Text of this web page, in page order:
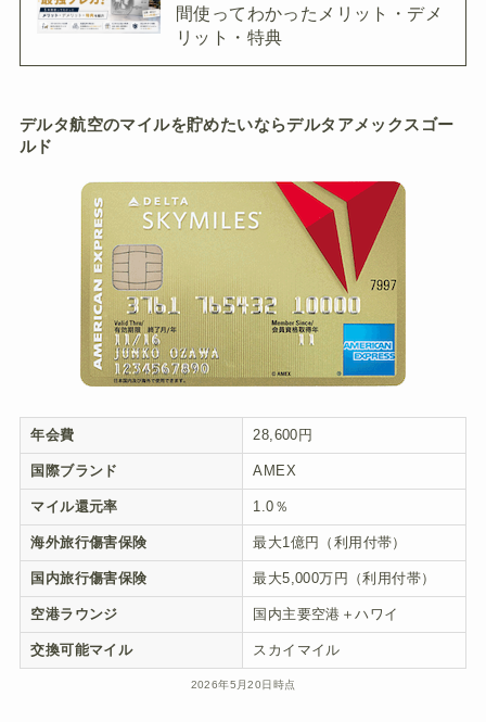
間使ってわかったメリット・デメ
リット・特典
デルタ航空のマイルを貯めたいならデルタアメックスゴー
ルド
年会費 28,600円
国際ブランド AMEX
マイル還元率 1.0％
海外旅行傷害保険 最大1億円（利用付帯）
国内旅行傷害保険 最大5,000万円（利用付帯）
空港ラウンジ 国内主要空港＋ハワイ
交換可能マイル スカイマイル
2026年5月20日時点